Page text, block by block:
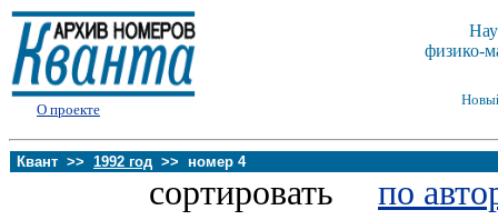
О проекте
физико-
Квант >> 1992 год >> номер 4
сортировать по